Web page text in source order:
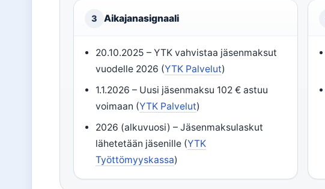
3 Aikajanasignaali
20.10.2025 – YTK vahvistaa jäsenmaksut
vuodelle 2026 (YTK Palvelut)
1.1.2026 – Uusi jäsenmaksu 102 € astuu
voimaan (YTK Palvelut)
2026 (alkuvuosi) – Jäsenmaksulaskut
lähetetään jäsenille (YTK
Työttömyyskassa)